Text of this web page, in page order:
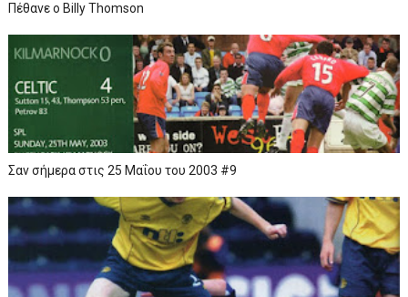
Πέθανε ο Billy Thomson
Σαν σήμερα στις 25 Μαΐου του 2003 #9